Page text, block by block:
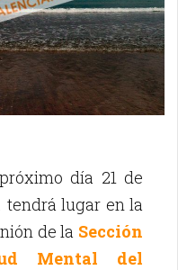
día 21 de
tendrá lugar en la
de la Sección
Mental del